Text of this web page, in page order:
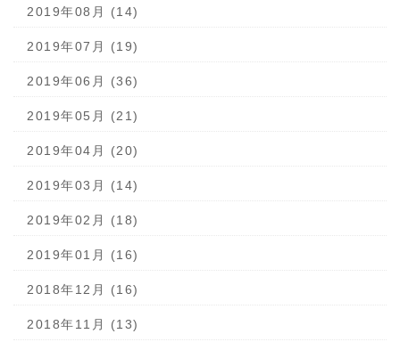
2019年08月 (14)
2019年07月 (19)
2019年06月 (36)
2019年05月 (21)
2019年04月 (20)
2019年03月 (14)
2019年02月 (18)
2019年01月 (16)
2018年12月 (16)
2018年11月 (13)